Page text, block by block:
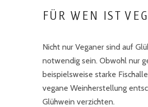
FÜR WEN IST
Nicht nur Veganer sind auf
notwendig sein. Obwohl nur
beispielsweise starke
vegane Weinherstellung
Glühwein verzichten.